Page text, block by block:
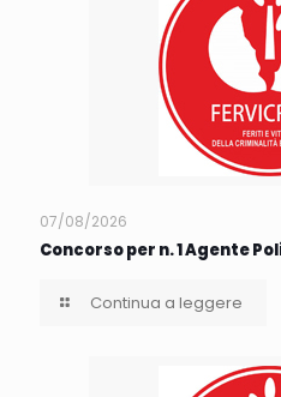
07/08/2026
Concorso per n. 1 Agente
Continua a leggere